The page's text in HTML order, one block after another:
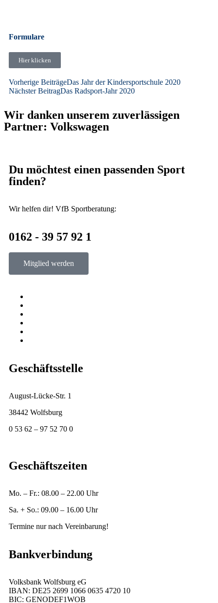
Formulare
Hier klicken
Vorherige BeiträgeDas Jahr der Kindersportschule 2020
Nächster BeitragDas Radsport-Jahr 2020
Wir danken unserem zuverlässigen
Partner: Volkswagen
Du möchtest einen passenden Sport
finden?
Wir helfen dir! VfB Sportberatung:
0162 - 39 57 92 1
Mitglied werden
Geschäftsstelle
August-Lücke-Str. 1
38442 Wolfsburg
0 53 62 – 97 52 70 0
Geschäftszeiten
Mo. – Fr.: 08.00 – 22.00 Uhr
Sa. + So.: 09.00 – 16.00 Uhr
Termine nur nach Vereinbarung!
Bankverbindung
Volksbank Wolfsburg eG
IBAN: DE25 2699 1066 0635 4720 10
BIC: GENODEF1WOB